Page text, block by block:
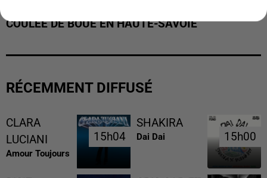
COULÉE DE BOUE EN HAUTE-SAVOIE
RÉCEMMENT DIFFUSÉ
CLARA
LUCIANI
Amour Toujours
15h04
15h04
SHAKIRA
Dai Dai 15h00
15h00